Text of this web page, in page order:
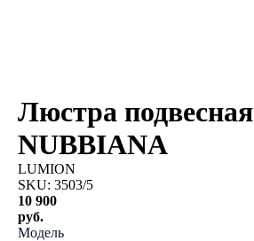
Люстра подвесная
NUBBIANA
LUMION
SKU: 3503/5
10 900
руб.
Модель